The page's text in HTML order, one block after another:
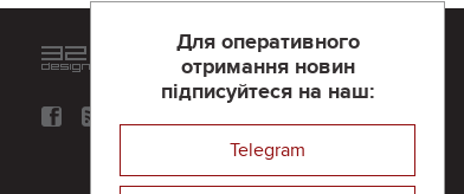
Для оперативного
отримання новин
підписуйтеся на наш:
Telegram
Розроблений та підтримується
компанії 32х32